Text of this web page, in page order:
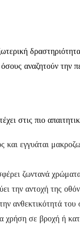
αναζητούν την
στις πιο
και εγγυάται
ζωντανά
την αντοχή της
την ανθεκτικότητά
χρήση σε βροχή ή